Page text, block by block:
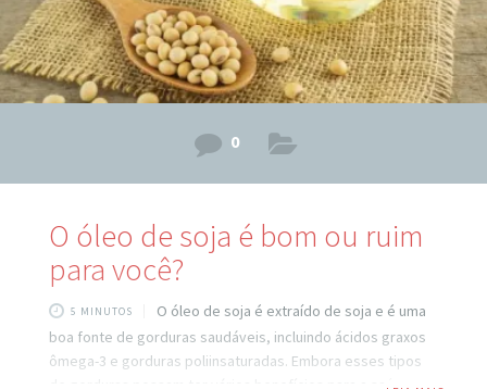
0
O óleo de soja é bom ou ruim
para você?
5 MINUTOS
O óleo de soja é extraído de soja e é uma
boa fonte de gorduras saudáveis, incluindo ácidos graxos
ômega-3 e gorduras poliinsaturadas. Embora esses tipos
de gorduras possam ter vários benefícios para a saúde, o